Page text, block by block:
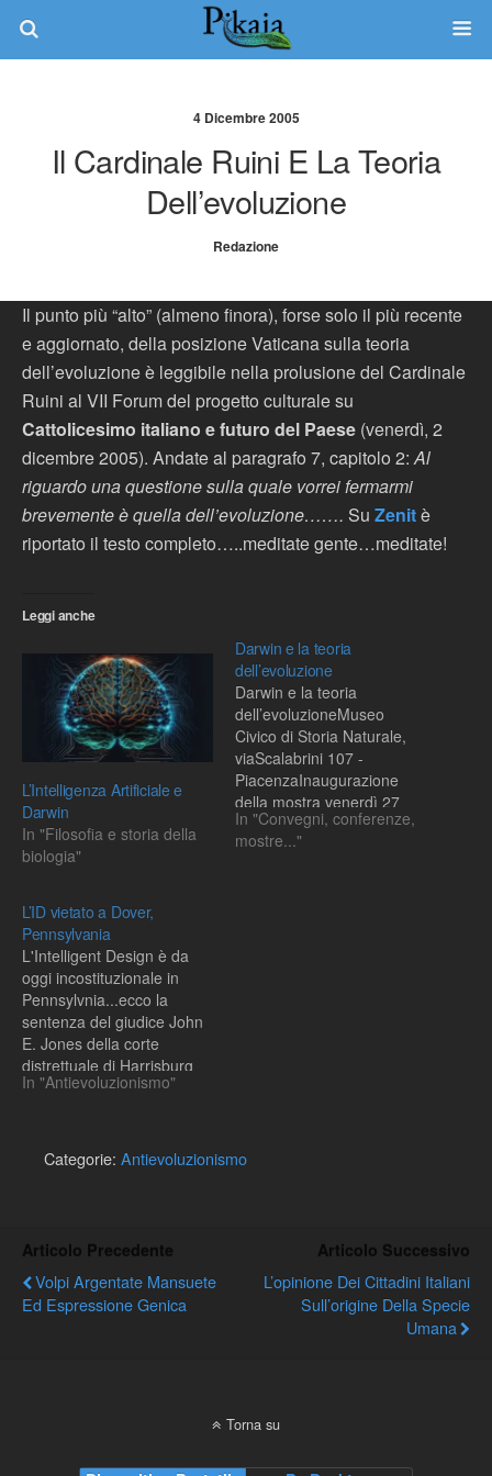
4 Dicembre 2005
Il Cardinale Ruini E La Teoria
Dell’evoluzione
Redazione
Il punto più “alto” (almeno finora), forse solo il più recente
e aggiornato, della posizione Vaticana sulla teoria
dell’evoluzione è leggibile nella prolusione del Cardinale
Ruini al VII Forum del progetto culturale su
Cattolicesimo italiano e futuro del Paese (venerdì, 2
dicembre 2005). Andate al paragrafo 7, capitolo 2:Al
riguardo una questione sulla quale vorrei fermarmi
brevemente è quella dell’evoluzione……. Su Zenitè
riportato il testo completo…..meditate gente…meditate!
Leggi anche
L’Intelligenza Artificiale e
Darwin
In "Filosofia e storia della
biologia"
Darwin e la teoria
dell’evoluzione
Darwin e la teoria
dell’evoluzioneMuseo
Civico di Storia Naturale,
viaScalabrini 107 -
PiacenzaInaugurazione
della mostra venerdì 27
novembre, ore 17.00In
occasione del 150°
In "Convegni, conferenze,
mostre..."
L’ID vietato a Dover,
Pennsylvania
L'Intelligent Design è da
oggi incostituzionale in
Pennsylvnia...ecco la
sentenza del giudice John
E. Jones della corte
distrettuale di Harrisburg
In "Antievoluzionismo"
Categorie: Antievoluzionismo
Articolo Precedente
Volpi Argentate Mansuete
Ed Espressione Genica
Articolo Successivo
L’opinione Dei Cittadini Italiani
Sull’origine Della Specie
Umana
Torna su